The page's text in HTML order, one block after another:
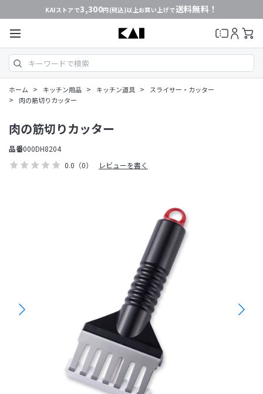
KAIストアで3,300円(税込)以上お買い上げで送料無料！
ホーム > キッチン用品 > キッチン道具 > スライサー・カッター
> 肉の筋切りカッター
0.0 （0） レビューを書く
肉の筋切りカッター
品番000DH8204